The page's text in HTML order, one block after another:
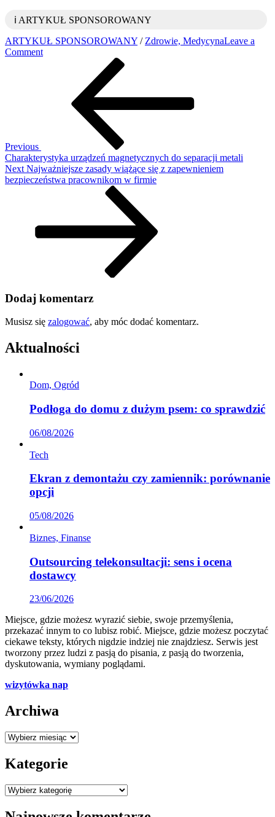
ℹ️ ARTYKUŁ SPONSOROWANY
ARTYKUŁ SPONSOROWANY / Zdrowie, MedycynaLeave a
Commenton
gumowych
przemyśle
Previous
Charakterystyka urządzeń magnetycznych do separacji metali
Next
Post
Next Najważniejsze zasady wiążące się z zapewnieniem
bezpieczeństwa pracownikom w firmie
Dodaj komentarz
Musisz się zalogować, aby móc dodać komentarz.
Aktualności
Dom, Ogród
Podłoga do domu z dużym psem: co sprawdzić
06/08/2026
Tech
Ekran z demontażu czy zamiennik: porównanie
opcji
05/08/2026
Biznes, Finanse
Outsourcing telekonsultacji: sens i ocena
dostawcy
23/06/2026
Miejsce, gdzie możesz wyrazić siebie, swoje przemyślenia,
przekazać innym to co lubisz robić. Miejsce, gdzie możesz poczytać
ciekawe teksty, których nigdzie indziej nie znajdziesz. Serwis jest
tworzony przez ludzi z pasją do pisania, z pasją do tworzenia,
dyskutowania, wymiany poglądami.
wizytówka nap
Archiwa
Archiwa
Kategorie
Kategorie